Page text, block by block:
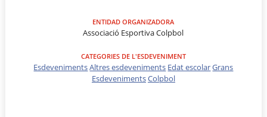
ENTIDAD ORGANIZADORA
Associació Esportiva Colpbol
CATEGORIES DE L'ESDEVENIMENT
EsdevenimentsAltres esdeveniments Edat escolarGrans
EsdevenimentsColpbol